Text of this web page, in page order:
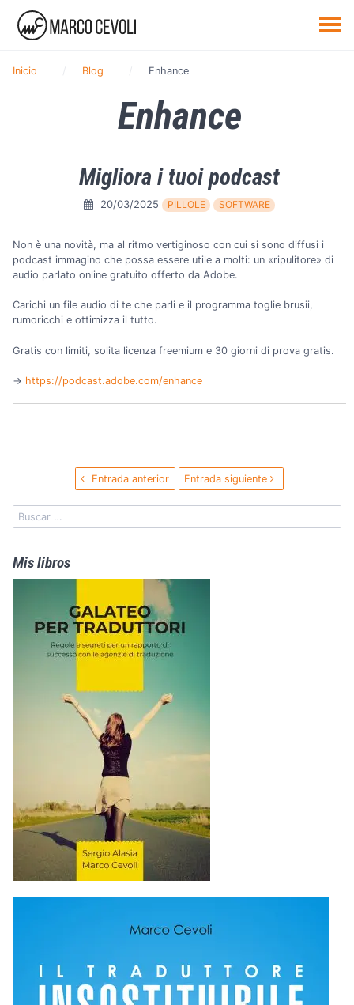
Inicio Blog Enhance
Enhance
Migliora i tuoi podcast
20/03/2025 PILLOLE SOFTWARE
Non è una novità, ma al ritmo vertiginoso con cui si sono diffusi i
podcast immagino che possa essere utile a molti: un «ripulitore» di
audio parlato online gratuito offerto da Adobe.
Carichi un file audio di te che parli e il programma toglie brusii,
rumoricchi e ottimizza il tutto.
Gratis con limiti, solita licenza freemium e 30 giorni di prova gratis.
→️ https://podcast.adobe.com/enhance
Entrada anterior Entrada siguiente
Mis libros